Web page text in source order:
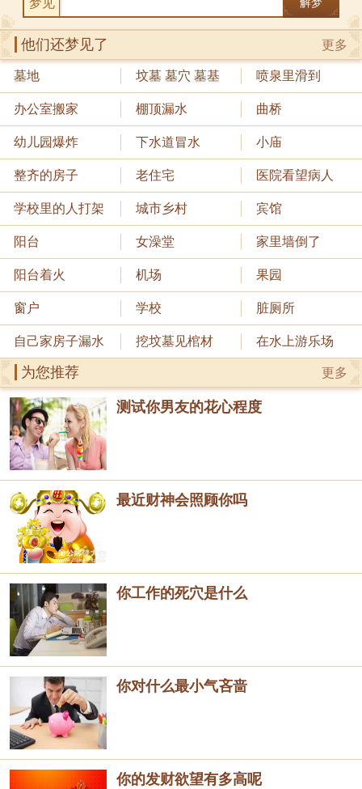
梦见 解梦
更多
他们还梦见了
墓地 坟墓 墓穴 墓基 喷泉里滑到
办公室搬家 棚顶漏水 曲桥
幼儿园爆炸 下水道冒水 小庙
整齐的房子 老住宅 医院看望病人
学校里的人打架 城市乡村 宾馆
阳台 女澡堂 家里墙倒了
阳台着火 机场 果园
窗户 学校 脏厕所
自己家房子漏水 挖坟墓见棺材 在水上游乐场
更多
为您推荐
测试你男友的花心程度
最近财神会照顾你吗
你工作的死穴是什么
你对什么最小气吝啬
你的发财欲望有多高呢